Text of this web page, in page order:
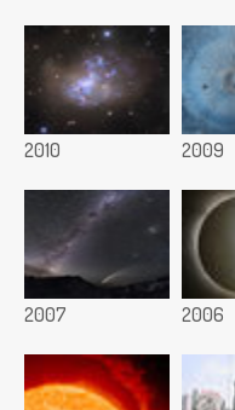
2010 2009
2007 2006